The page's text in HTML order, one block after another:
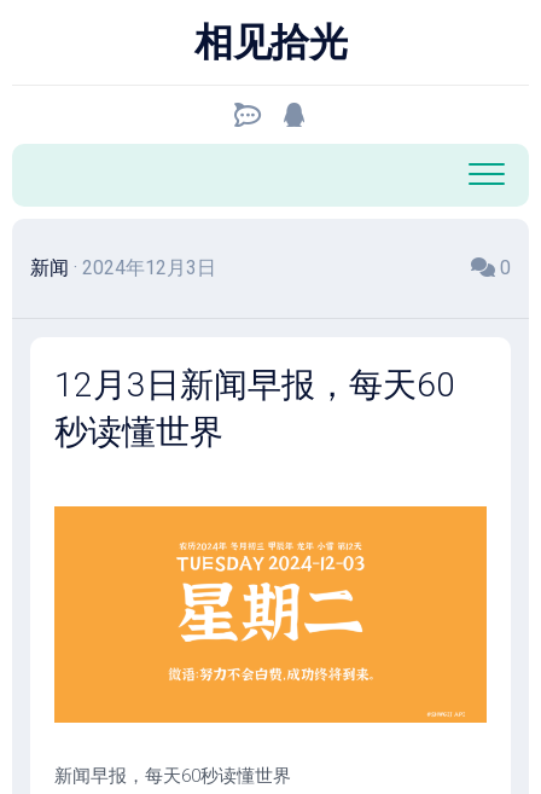
相见拾光
新闻 · 2024年12月3日 0
12月3日新闻早报，每天60
秒读懂世界
新闻早报，每天60秒读懂世界